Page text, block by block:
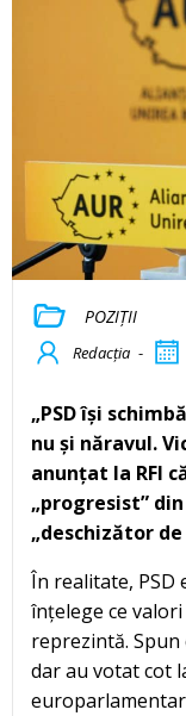
POZIȚII
Redacția -
„PSD își
nu și năravul.
anunțat la RFI
„progresist”
„deschizător
În realitate, PSD
înțelege ce
reprezintă. Spun
dar au votat cot